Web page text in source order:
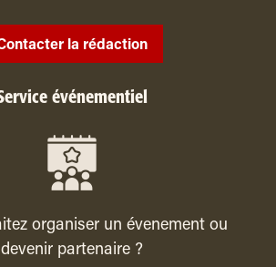
la rédaction
événementiel
organiser un évenement ou
devenir partenaire ?